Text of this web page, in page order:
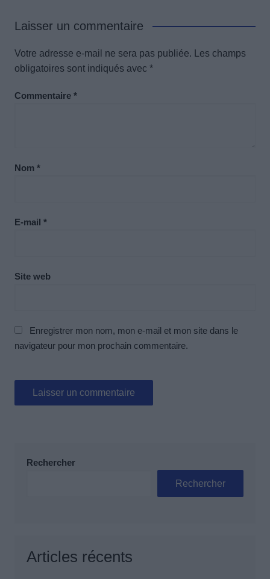
Laisser un commentaire
Votre adresse e-mail ne sera pas publiée.
Les champs
obligatoires sont indiqués avec *
Commentaire *
Nom *
E-mail *
Site web
Enregistrer mon nom, mon e-mail et mon site dans le
navigateur pour mon prochain commentaire.
Rechercher
Rechercher
Articles récents